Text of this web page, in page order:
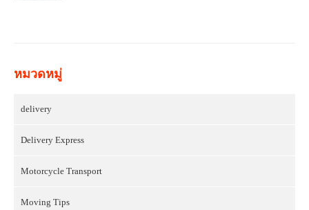
หมวดหมู่
delivery
Delivery Express
Motorcycle Transport
Moving Tips